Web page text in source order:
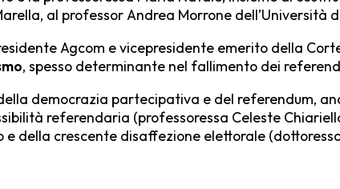
al professor Andrea Morrone dell’Università
Agcom e vicepresidente emerito della
, spesso determinante nel fallimento dei
democrazia partecipativa e del referendum,
referendaria (professoressa Celeste
e della crescente disaffezione elettorale